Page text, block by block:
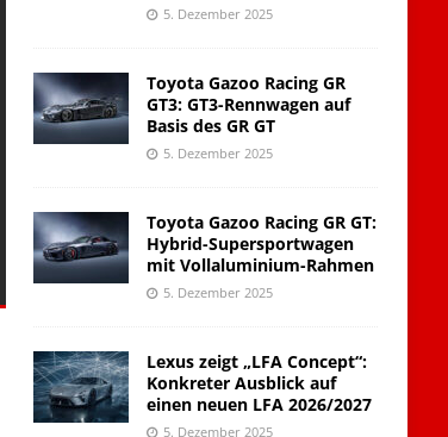
5. Dezember 2025
Toyota Gazoo Racing GR
GT3: GT3-Rennwagen auf
Basis des GR GT
5. Dezember 2025
Toyota Gazoo Racing GR GT:
Hybrid-Supersportwagen
mit Vollaluminium-Rahmen
5. Dezember 2025
Lexus zeigt „LFA Concept“:
Konkreter Ausblick auf
einen neuen LFA 2026/2027
5. Dezember 2025